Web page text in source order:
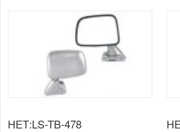
НЕТ:LS-TB-478